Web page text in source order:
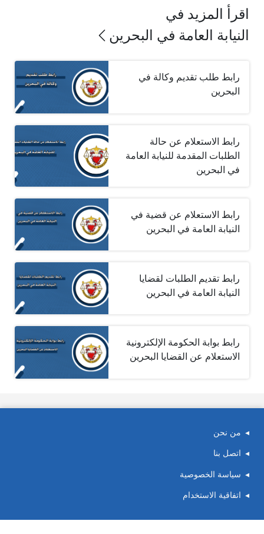
اقرأ المزيد في
النيابة العامة في البحرين
رابط طلب تقديم وكالة في
البحرين
رابط الاستعلام عن حالة
الطلبات المقدمة للنيابة ‏العامة
في البحرين
رابط الاستعلام عن قضية في
النيابة العامة في البحرين
رابط تقديم الطلبات لقضايا
النيابة العامة في البحرين
رابط بوابة الحكومة الإلكترونية
الاستعلام عن القضايا البحرين
من نحن
اتصل بنا
سياسة الخصوصية
اتفاقية الاستخدام